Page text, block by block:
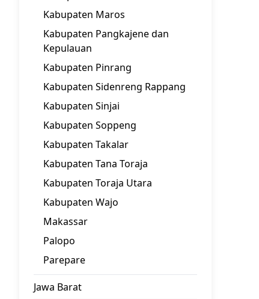
Kabupaten Maros
Kabupaten Pangkajene dan
Kepulauan
Kabupaten Pinrang
Kabupaten Sidenreng Rappang
Kabupaten Sinjai
Kabupaten Soppeng
Kabupaten Takalar
Kabupaten Tana Toraja
Kabupaten Toraja Utara
Kabupaten Wajo
Makassar
Palopo
Parepare
Jawa Barat